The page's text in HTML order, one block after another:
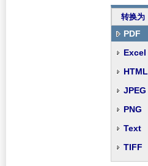
转换为
PDF
Excel
HTML
JPEG
PNG
Text
TIFF